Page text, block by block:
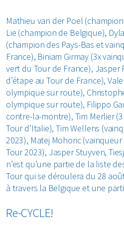
Mathieu van der Poel
Lie (champion de Belgique),
(champion des Pays-Bas et
France), Biniam Girmay (3x
vert du Tour de France), Jasper
d’étape au Tour de France),
olympique sur route),
olympique sur route), Filippo
contre-la-montre), Tim Merlier
Tour d’Italie), Tim Wellens
2023), Matej Mohoric
Tour 2023), Jasper Stuyven,
n’est qu’une partie de la liste
Tour qui se déroulera du 28
à travers la Belgique et une
Re-CYCLE!